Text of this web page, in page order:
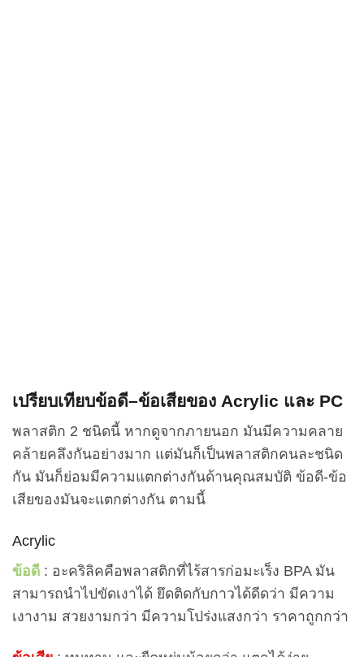
เปรียบเทียบข้อดี–ข้อเสียของ Acrylic และ PC
พลาสติก 2 ชนิดนี้ หากดูจากภายนอก มันมีความคลาย
คล้ายคลึงกันอย่างมาก แต่มันก็เป็นพลาสติกคนละชนิด
กัน มันก็ย่อมมีความแตกต่างกันด้านคุณสมบัติ ข้อดี-ข้อ
เสียของมันจะแตกต่างกัน ตามนี้
Acrylic
ข้อดี : อะคริลิคคือพลาสติกที่ไร้สารก่อมะเร็ง BPA มัน
สามารถนำไปขัดเงาได้ ยึดติดกับกาวได้ดีดว่า มีความ
เงางาม สวยงามกว่า มีความโปร่งแสงกว่า ราคาถูกกว่า